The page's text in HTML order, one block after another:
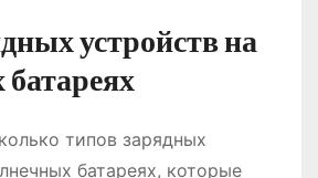
устройств на
типов зарядных
батареях, которые